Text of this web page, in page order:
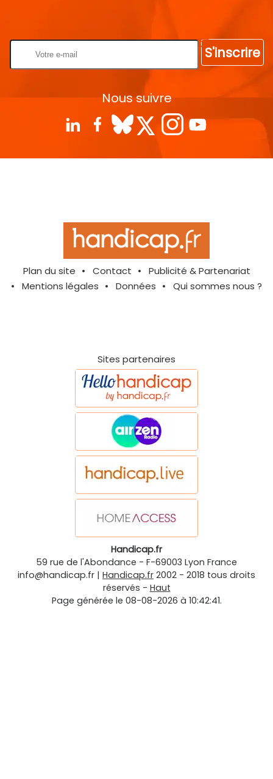
S'inscrire
Nous suivre
Plan du site Contact
Publicité & Partenariat
Mentions légales
Données Qui sommes nous ?
Sites partenaires
Handicap.fr
59 rue de l'Abondance - F-69003 Lyon France
info@handicap.fr | Handicap.fr 2002 - 2018 tous droits
réservés - Haut
Page générée le 08-08-2026 à 10:42:41.